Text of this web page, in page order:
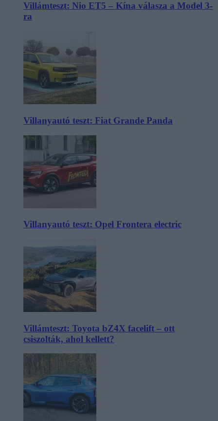
Villámteszt: Nio ET5 – Kína válasza a Model 3-
ra
Villanyautó teszt: Fiat Grande Panda
Villanyautó teszt: Opel Frontera electric
Villámteszt: Toyota bZ4X facelift – ott
csiszolták, ahol kellett?